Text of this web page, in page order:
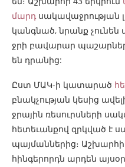
մարդսակավաջրության
կանգնած, նրանք չունեն
ջրի բավարար
են դրանից:
Ըստ ՄԱԿ-ի կատարած
բնակչության կեսից
ջրային ռեսուրսների
հետեւանքով զրկված է
պայմաններից։
հինգերորդն արդեն